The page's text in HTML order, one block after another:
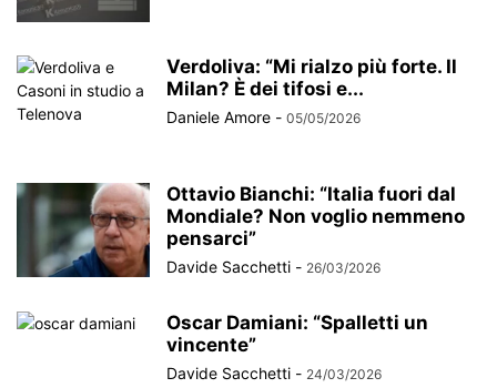
Verdoliva: “Mi rialzo più forte. Il
Milan? È dei tifosi e...
Daniele Amore - 05/05/2026
Ottavio Bianchi: “Italia fuori dal
Mondiale? Non voglio nemmeno
pensarci”
Davide Sacchetti - 26/03/2026
Oscar Damiani: “Spalletti un
vincente”
Davide Sacchetti - 24/03/2026